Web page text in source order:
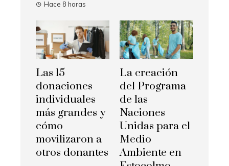
Hace 8 horas
Las 15
donaciones
individuales
más grandes y
cómo
movilizaron a
otros donantes
La creación
del Programa
de las
Naciones
Unidas para el
Medio
Ambiente en